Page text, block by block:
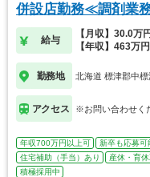
併設店勤務≪調剤業
給与
【月収】30.0万
【年収】463万
勤務地 北海道 標津郡中標
アクセス ※お問い合わせく
年収700万円以上可 新卒も応募可
住宅補助（手当）あり
産休・育
積極採用中